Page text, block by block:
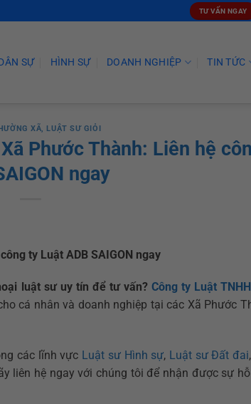
TƯ VẤN NGAY
SỰ HÌNH SỰ DOANH NGHIỆP TIN TỨC
XÃ, LUẬT SƯ GIỎI
Phước Thành: Liên hệ
ngay
ty Luật ADB SAIGON ngay
luật sư uy tín để tư vấn? Công ty Luật
cá nhân và doanh nghiệp tại các Xã Phước
các lĩnh vực Luật sư Hình sự, Luật sư Đất đai,
liên hệ ngay với chúng tôi để nhận được sự